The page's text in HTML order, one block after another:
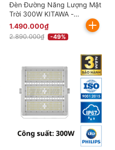
Đèn Đường Năng Lượng Mặt
Trời 300W KITAWA -
BC9300
1.490.000₫
2.890.000₫ -49%